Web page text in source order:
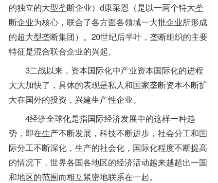
的独立的大型垄断企业）d康采恩（是以一两个特大垄
断企业为核心，联合了各方面各领域一大批企业所形成
的超大型垄断集团）。20世纪后半叶，垄断组织的主要
特征是混合联合企业的兴起。
3二战以来，资本国际化中产业资本国际化的进程
大大加快了，具体的表现是私人和国家垄断资本不断扩
大在国外的投资，兴建生产性企业。
4经济全球化是指国际经济发展中的这样一种趋
势，即在生产不断发展，科技不断进步，社会分工和国
际分工不断深化，生产的社会化，国际化程度不断提高
的情况下，世界各国各地区的经济活动越来越超出一国
和地区的范围而相互紧密地联系在一起。